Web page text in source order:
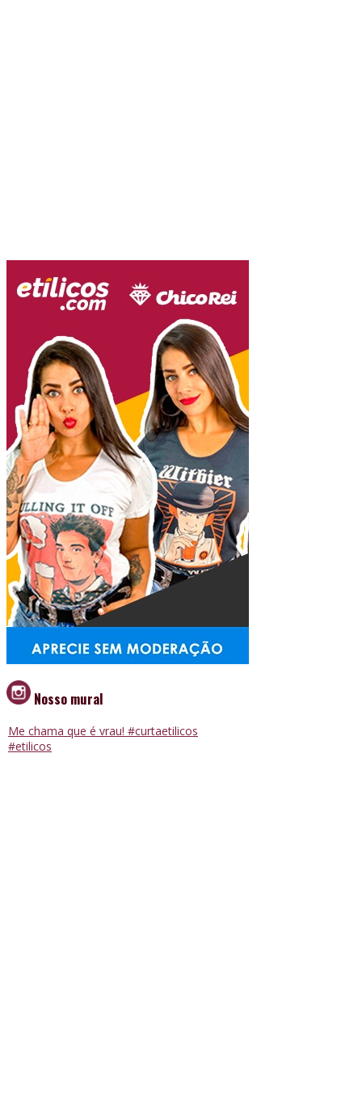
Nosso mural
Me chama que é vrau! #curtaetilicos
#etilicos